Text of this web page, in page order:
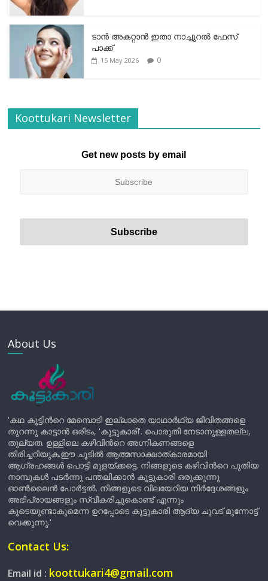
ടാന്‍ അകറ്റാന്‍ ഇതാ നാച്ചുറല്‍ ഫേസ്
പാക്ക്
15 May 2026 0
Koottukari Newsletter
Get new posts by email
About Us
'കഥ കൂട്ടിന്‍റെ മേമ്പൊടി ഇല്ലാതെ യാഥാർഥ്യ ജീവിതങ്ങളെ
തുറന്നു കാട്ടാൻ ഒരിടം, 'കൂട്ടുകാരി'. പൊരുതി നേടാനുള്ളതല്ല,
തുല്യത. ഉള്ളിലെ കഴിവിന്‍റെ അഗ്നികണങ്ങളെ
തിരിച്ചറിയുക.ഈ ചൂടിൽ ആത്മസാക്ഷാത്കാരമായി
ആഗ്രഹങ്ങൾ പൊട്ടി മുളയ്ക്കട്ടെ. നിങ്ങളുടെ കഴിവിന്‍റെ പുതിയ
നാമ്പുകൾ പടർന്നു പന്തലിക്കാൻ കൂട്ടുകാരി ഒരുക്കുന്നു
ഓൺലൈൻ പോർട്ടൽ. നിങ്ങളുടെ വിലയേറിയ നിർദ്ദേശങ്ങളും
അഭിപ്രായങ്ങളും സ്വീകരിച്ചുകൊണ്ട് എന്നും
കൂടെയുണ്ടാകുമെന്ന ഉറപ്പോടെ കൂട്ടുകാരി ആദ്യ ചുവട് മുന്നോട്ട്
വെക്കുന്നു.'
Contact Us:
Email id : koottukari4@gmail.com